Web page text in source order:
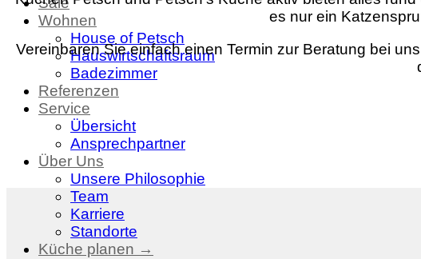
Wohnen
House of Petsch
Hauswirtschaftsraum
Badezimmer
Referenzen
Service
Übersicht
Ansprechpartner
Über Uns
Unsere Philosophie
Team
Karriere
Standorte
Küche planen →
es nur ein
Vereinbaren Sie einfach einen Termin zur Beratung bei